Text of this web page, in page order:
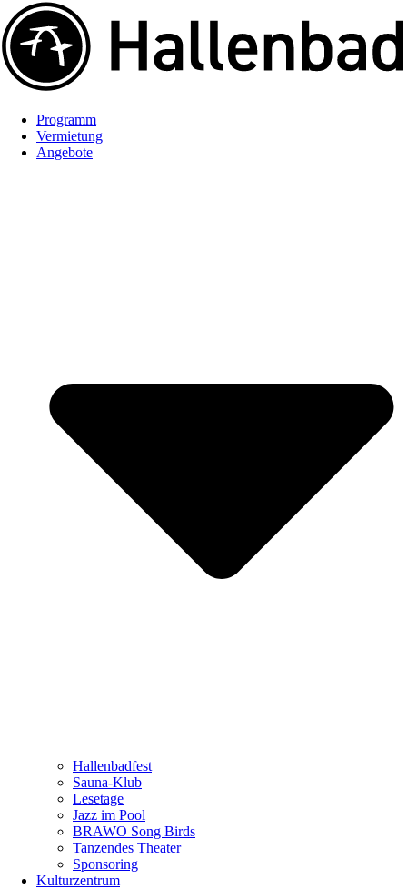
Programm
Vermietung
Angebote
Hallenbadfest
Sauna-Klub
Lesetage
Jazz im Pool
BRAWO Song Birds
Tanzendes Theater
Sponsoring
Kulturzentrum